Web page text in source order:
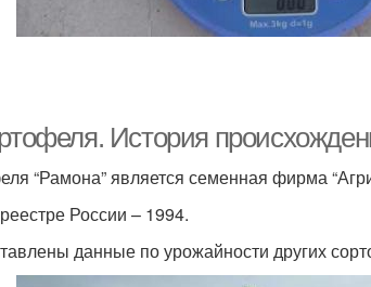
История
“Рамона” является семенная фирма
России – 1994.
данные по урожайности других